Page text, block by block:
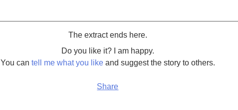
The extract ends here.
Do you like it? I am happy.
You can tell me what you likeand suggest the story to others.
Share